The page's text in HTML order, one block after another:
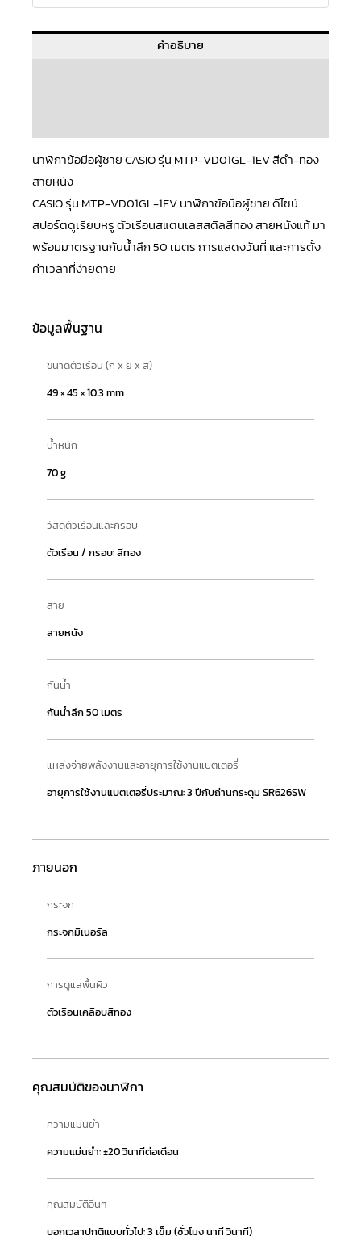
คำอธิบาย
นาฬิกาข้อมือผู้ชาย CASIO รุ่น MTP-VD01GL-1EV สีดำ-ทอง
สายหนัง
CASIOรุ่น MTP-VD01GL-1EV นาฬิกาข้อมือผู้ชาย ดีไซน์
สปอร์ตดูเรียบหรู ตัวเรือนสแตนเลสสติลสีทอง สายหนังแท้ มา
พร้อมมาตรฐานกันน้ำลึก 50 เมตร การแสดงวันที่ และการตั้ง
ค่าเวลาที่ง่ายดาย
ข้อมูลพื้นฐาน
ขนาดตัวเรือน (ก x ย x ส)
49 × 45 × 10.3 mm
น้ำหนัก
70 g
วัสดุตัวเรือนและกรอบ
ตัวเรือน / กรอบ: สีทอง
สาย
สายหนัง
กันน้ำ
กันน้ำลึก 50 เมตร
แหล่งจ่ายพลังงานและอายุการใช้งานแบตเตอรี่
อายุการใช้งานแบตเตอรี่ประมาณ: 3 ปีกับถ่านกระดุม SR626SW
ภายนอก
กระจก
กระจกมิเนอรัล
การดูแลพื้นผิว
ตัวเรือนเคลือบสีทอง
คุณสมบัติของนาฬิกา
ความแม่นยำ
ความแม่นยำ: ±20 วินาทีต่อเดือน
คุณสมบัติอื่นๆ
บอกเวลาปกติแบบทั่วไป: 3 เข็ม (ชั่วโมง นาที วินาที)